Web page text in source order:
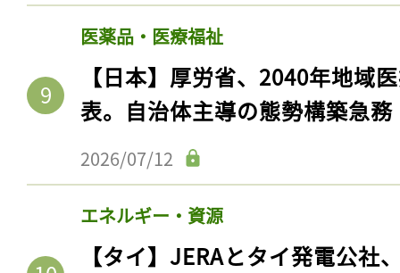
医薬品・医療福祉
【日本】厚労省、2040年地域
表。自治体主導の態勢構築急務
2026/07/12
エネルギー・資源
【タイ】JERAとタイ発電公社
会員登録